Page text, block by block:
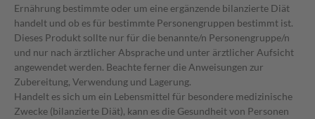
Ernährung bestimmte oder um eine ergänzende bilanzierte Diät
handelt und ob es für bestimmte Personengruppen bestimmt ist.
Dieses Produkt sollte nur für die benannte/n Personengruppe/n
und nur nach ärztlicher Absprache und unter ärztlicher Aufsicht
angewendet werden. Beachte ferner die Anweisungen zur
Zubereitung, Verwendung und Lagerung.
Handelt es sich um ein Lebensmittel für besondere medizinische
Zwecke (bilanzierte Diät), kann es die Gesundheit von Personen